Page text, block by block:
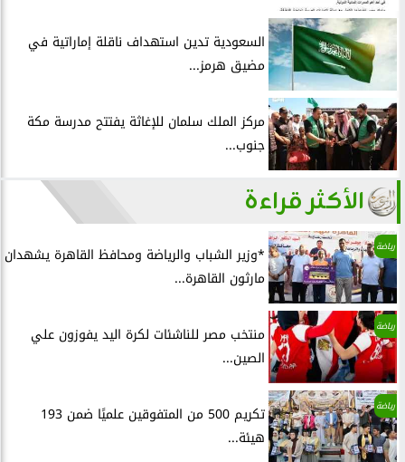
السعودية تدين استهداف ناقلة إماراتية في
مضيق هرمز...
مركز الملك سلمان للإغاثة يفتتح مدرسة مكة
جنوب...
الأكثر قراءة
رياضة
*وزير الشباب والرياضة ومحافظ القاهرة يشهدان
مارثون القاهرة...
رياضة
منتخب مصر للناشئات لكرة اليد يفوزون علي
الصين...
رياضة
تكريم 500 من المتفوقين علميًا ضمن 193
هيئة...